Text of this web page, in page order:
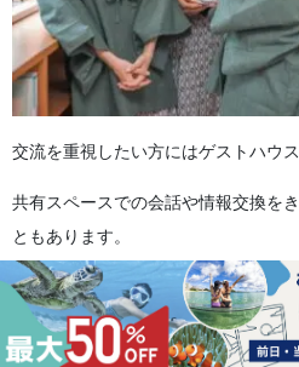
交流を重視したい方にはゲストハウ
共有スペースでの会話や情報交換を
ともあります。
同じ一人旅同士だからこそ共感しや
ンが取れるのが魅力です。